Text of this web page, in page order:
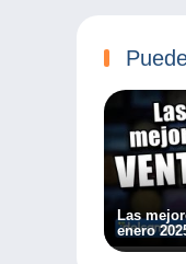
Las
enero